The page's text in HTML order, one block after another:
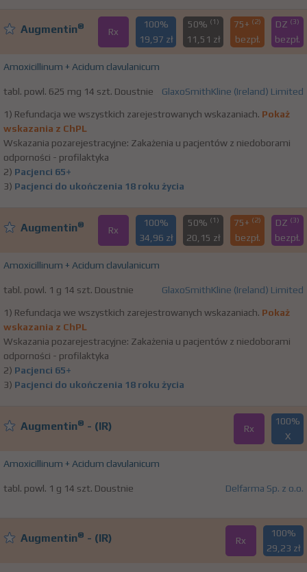
Augmentin® Rx
100%
19,97 zł
50% (1)
11,51 zł
75+ (2)
bezpł.
DZ (3)
bezpł.
Amoxicillinum + Acidum clavulanicum
tabl. powl. 625 mg 14 szt. Doustnie GlaxoSmithKline (Ireland) Limited
1) Refundacja we wszystkich zarejestrowanych wskazaniach. Pokaż
wskazania z ChPL
Wskazania pozarejestracyjne: Zakażenia u pacjentów z niedoborami
odporności - profilaktyka
2) Pacjenci 65+
3) Pacjenci do ukończenia 18 roku życia
Augmentin® Rx
100%
34,96 zł
50% (1)
20,15 zł
75+ (2)
bezpł.
DZ (3)
bezpł.
Amoxicillinum + Acidum clavulanicum
tabl. powl. 1 g 14 szt. Doustnie GlaxoSmithKline (Ireland) Limited
1) Refundacja we wszystkich zarejestrowanych wskazaniach. Pokaż
wskazania z ChPL
Wskazania pozarejestracyjne: Zakażenia u pacjentów z niedoborami
odporności - profilaktyka
2) Pacjenci 65+
3) Pacjenci do ukończenia 18 roku życia
Augmentin® - (IR) Rx
100%
X
Amoxicillinum + Acidum clavulanicum
tabl. powl. 1 g 14 szt. Doustnie Delfarma Sp. z o.o.
Augmentin® - (IR) Rx
100%
29,23 zł